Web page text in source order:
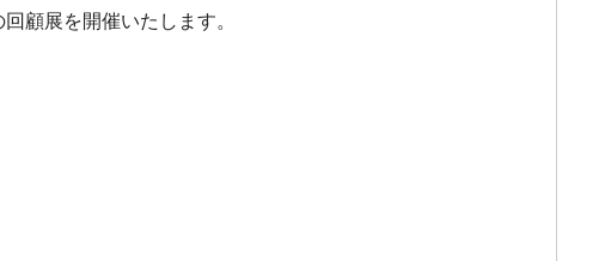
顧展を開催いたします。